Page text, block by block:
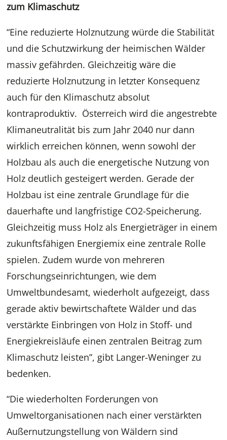
zum Klimaschutz
“Eine reduzierte Holznutzung würde die Stabilität
und die Schutzwirkung der heimischen Wälder
massiv gefährden. Gleichzeitig wäre die
reduzierte Holznutzung in letzter Konsequenz
auch für den Klimaschutz absolut
kontraproduktiv. Österreich wird die angestrebte
Klimaneutralität bis zum Jahr 2040 nur dann
wirklich erreichen können, wenn sowohl der
Holzbau als auch die energetische Nutzung von
Holz deutlich gesteigert werden. Gerade der
Holzbau ist eine zentrale Grundlage für die
dauerhafte und langfristige CO2-Speicherung.
Gleichzeitig muss Holz als Energieträger in einem
zukunftsfähigen Energiemix eine zentrale Rolle
spielen. Zudem wurde von mehreren
Forschungseinrichtungen, wie dem
Umweltbundesamt, wiederholt aufgezeigt, dass
gerade aktiv bewirtschaftete Wälder und das
verstärkte Einbringen von Holz in Stoff- und
Energiekreisläufe einen zentralen Beitrag zum
Klimaschutz leisten”, gibt Langer-Weninger zu
bedenken.
“Die wiederholten Forderungen von
Umweltorganisationen nach einer verstärkten
Außernutzungstellung von Wäldern sind